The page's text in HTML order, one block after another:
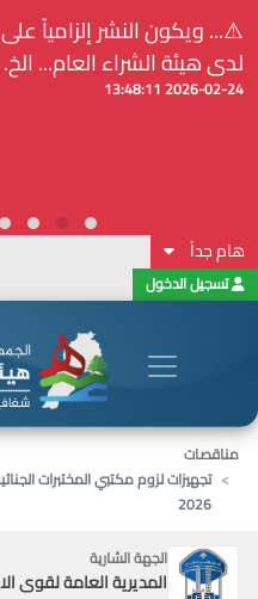
⚠️... ويكون النشر إلزامياً على
لدى هيئة الشراء العام... الخ. (المادة
2026-02-24 13:48:11
هام جداً
تسجيل الدخول
مناقصات
تجهيزات لزوم مكتبي المختبرات
2026
الجهة الشارية
المديرية العامة لقوى